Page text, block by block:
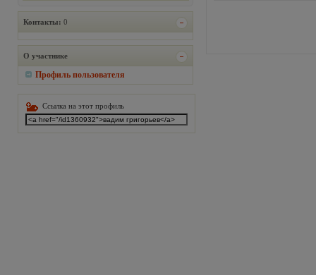
Контакты: 0
О участнике
Профиль пользователя
Ссылка на этот профиль